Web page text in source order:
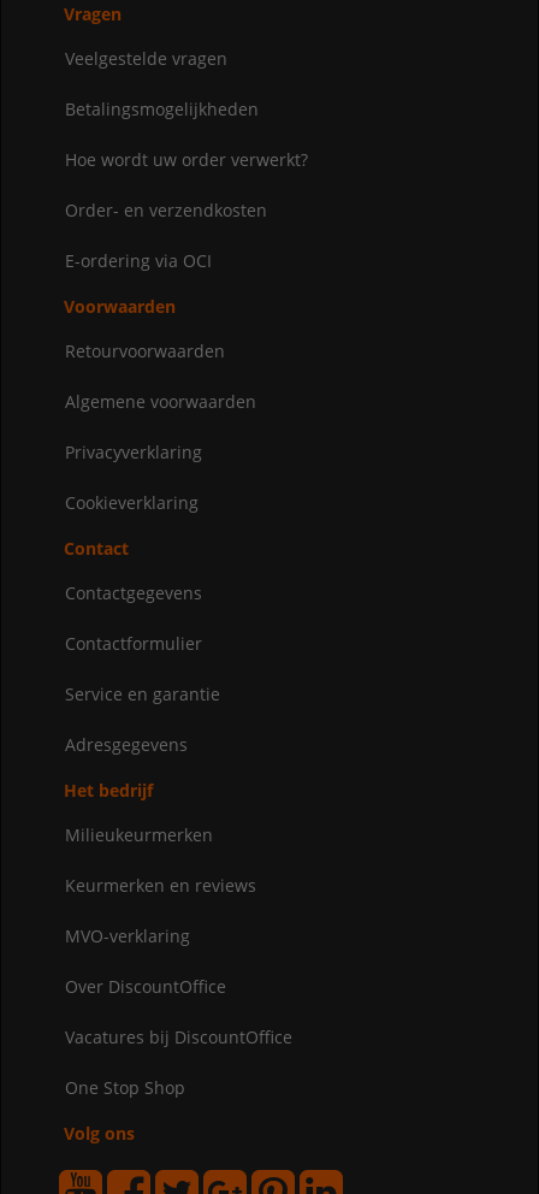
Vragen
Veelgestelde vragen
Betalingsmogelijkheden
Hoe wordt uw order verwerkt?
Order- en verzendkosten
E-ordering via OCI
Voorwaarden
Retourvoorwaarden
Algemene voorwaarden
Privacyverklaring
Cookieverklaring
Contact
Contactgegevens
Contactformulier
Service en garantie
Adresgegevens
Het bedrijf
Milieukeurmerken
Keurmerken en reviews
MVO-verklaring
Over DiscountOffice
Vacatures bij DiscountOffice
One Stop Shop
Volg ons